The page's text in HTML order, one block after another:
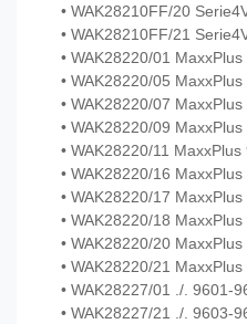
• WAK28210FF/20
• WAK28210FF/21
• WAK28220/01
• WAK28220/05
• WAK28220/07
• WAK28220/09
• WAK28220/11
• WAK28220/16
• WAK28220/17
• WAK28220/18
• WAK28220/20
• WAK28220/21
• WAK28227/01 ./. 9601-
• WAK28227/21 ./. 9603-